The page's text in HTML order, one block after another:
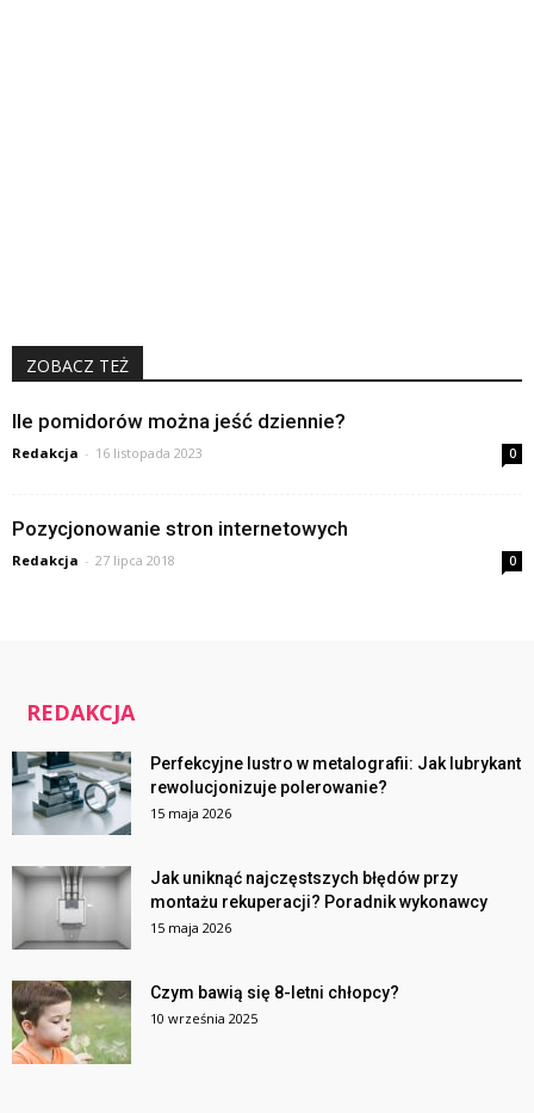
ZOBACZ TEŻ
Ile pomidorów można jeść dziennie?
Redakcja - 16 listopada 2023 0
Pozycjonowanie stron internetowych
Redakcja - 27 lipca 2018 0
REDAKCJA
Perfekcyjne lustro w metalografii: Jak lubrykant
rewolucjonizuje polerowanie?
15 maja 2026
Jak uniknąć najczęstszych błędów przy
montażu rekuperacji? Poradnik wykonawcy
15 maja 2026
Czym bawią się 8-letni chłopcy?
10 września 2025